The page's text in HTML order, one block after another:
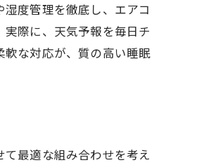
度管理を徹底し、エアコ
際に、天気予報を毎日チ
な対応が、質の高い睡眠
最適な組み合わせを考え